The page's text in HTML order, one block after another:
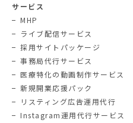
サービス
MHP
ライブ配信サービス
採用サイトパッケージ
事務局代行サービス
医療特化の動画制作サービス
新規開業応援パック
リスティング広告運用代行
Instagram運用代行サービス